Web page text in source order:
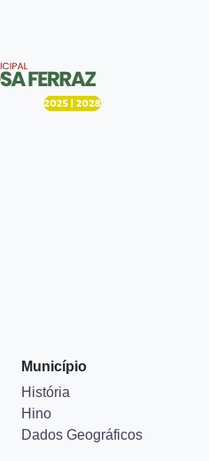
Município
História
Hino
Dados Geográficos